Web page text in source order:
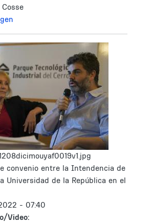
convenio entre la Intendencia de
Universidad de la República en el
- 07:40
Video: